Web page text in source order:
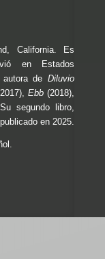
California. Es
en Estados
autora deDiluvio
Ebb(2018),
segundo libro,
en 2025.